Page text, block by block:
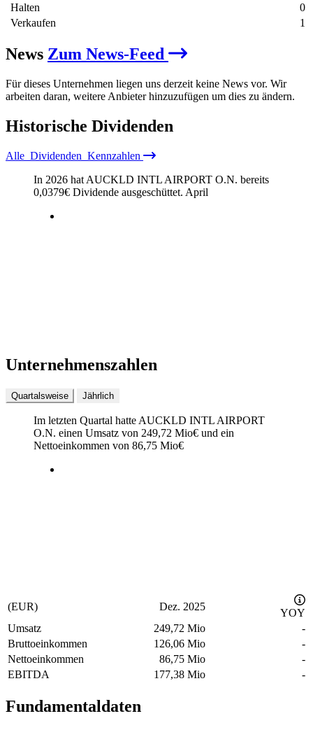
Halten
0
Verkaufen
1
News Zum News-Feed
Für dieses Unternehmen liegen uns derzeit keine News vor. Wir
arbeiten daran, weitere Anbieter hinzuzufügen um dies zu ändern.
Historische Dividenden
Alle Dividenden Kennzahlen
In 2026 hat AUCKLD INTL AIRPORT O.N. bereits
0,0379€ Dividende ausgeschüttet. April
Unternehmenszahlen
Quartalsweise Jährlich
Im letzten Quartal hatte AUCKLD INTL AIRPORT
O.N. einen Umsatz von 249,72 Mio€ und ein
Nettoeinkommen von 86,75 Mio€
(EUR) Dez. 2025
YOY
Umsatz
249,72 Mio
-
Bruttoeinkommen
126,06 Mio
-
Nettoeinkommen
86,75 Mio
-
EBITDA
177,38 Mio -
Fundamentaldaten